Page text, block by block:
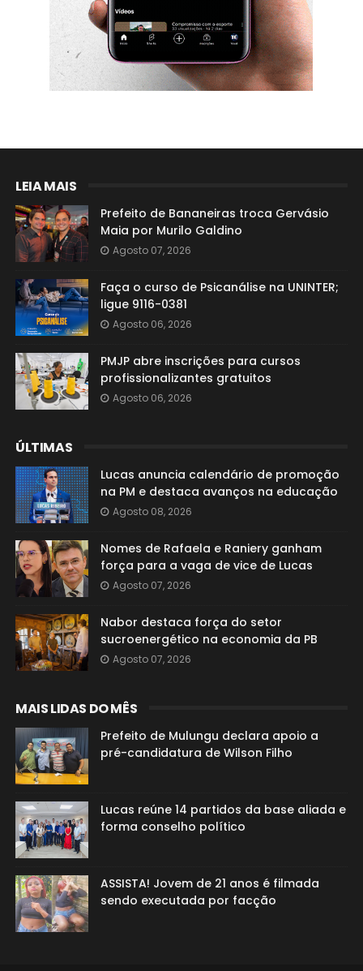
LEIA MAIS
Prefeito de Bananeiras troca Gervásio
Maia por Murilo Galdino
Agosto 07, 2026
Faça o curso de Psicanálise na UNINTER;
ligue 9116-0381
Agosto 06, 2026
PMJP abre inscrições para cursos
profissionalizantes gratuitos
Agosto 06, 2026
ÚLTIMAS
Lucas anuncia calendário de promoção
na PM e destaca avanços na educação
Agosto 08, 2026
Nomes de Rafaela e Raniery ganham
força para a vaga de vice de Lucas
Agosto 07, 2026
Nabor destaca força do setor
sucroenergético na economia da PB
Agosto 07, 2026
MAIS LIDAS DO MÊS
Prefeito de Mulungu declara apoio a
pré-candidatura de Wilson Filho
Lucas reúne 14 partidos da base aliada e
forma conselho político
ASSISTA! Jovem de 21 anos é filmada
sendo executada por facção